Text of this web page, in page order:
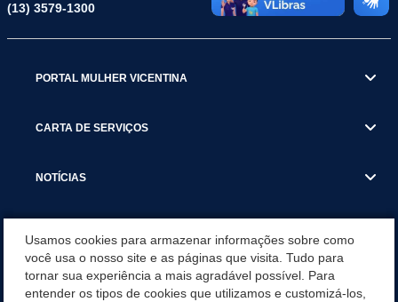
(13) 3579-1300
PORTAL MULHER VICENTINA
CARTA DE SERVIÇOS
NOTÍCIAS
VISITE SÃO VICENTE
Usamos cookies para armazenar informações sobre como
você usa o nosso site e as páginas que visita. Tudo para
tornar sua experiência a mais agradável possível. Para
entender os tipos de cookies que utilizamos e customizá-los,